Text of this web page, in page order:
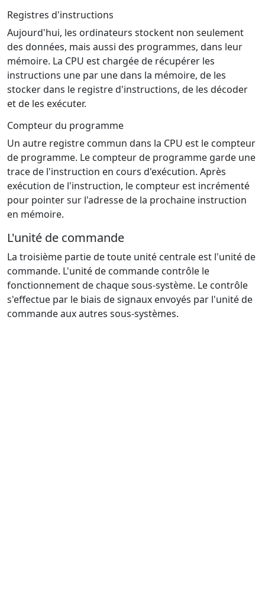
Registres d'instructions
Aujourd'hui, les ordinateurs stockent non seulement
des données, mais aussi des programmes, dans leur
mémoire. La CPU est chargée de récupérer les
instructions une par une dans la mémoire, de les
stocker dans le registre d'instructions, de les décoder
et de les exécuter.
Compteur du programme
Un autre registre commun dans la CPU est le compteur
de programme. Le compteur de programme garde une
trace de l'instruction en cours d'exécution. Après
exécution de l'instruction, le compteur est incrémenté
pour pointer sur l'adresse de la prochaine instruction
en mémoire.
L'unité de commande
La troisième partie de toute unité centrale est l'unité de
commande. L'unité de commande contrôle le
fonctionnement de chaque sous-système. Le contrôle
s'effectue par le biais de signaux envoyés par l'unité de
commande aux autres sous-systèmes.